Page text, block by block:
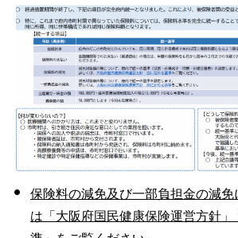
保険料の減免及び一部負担金の減免
は「大阪府国民健康保険運営方針」